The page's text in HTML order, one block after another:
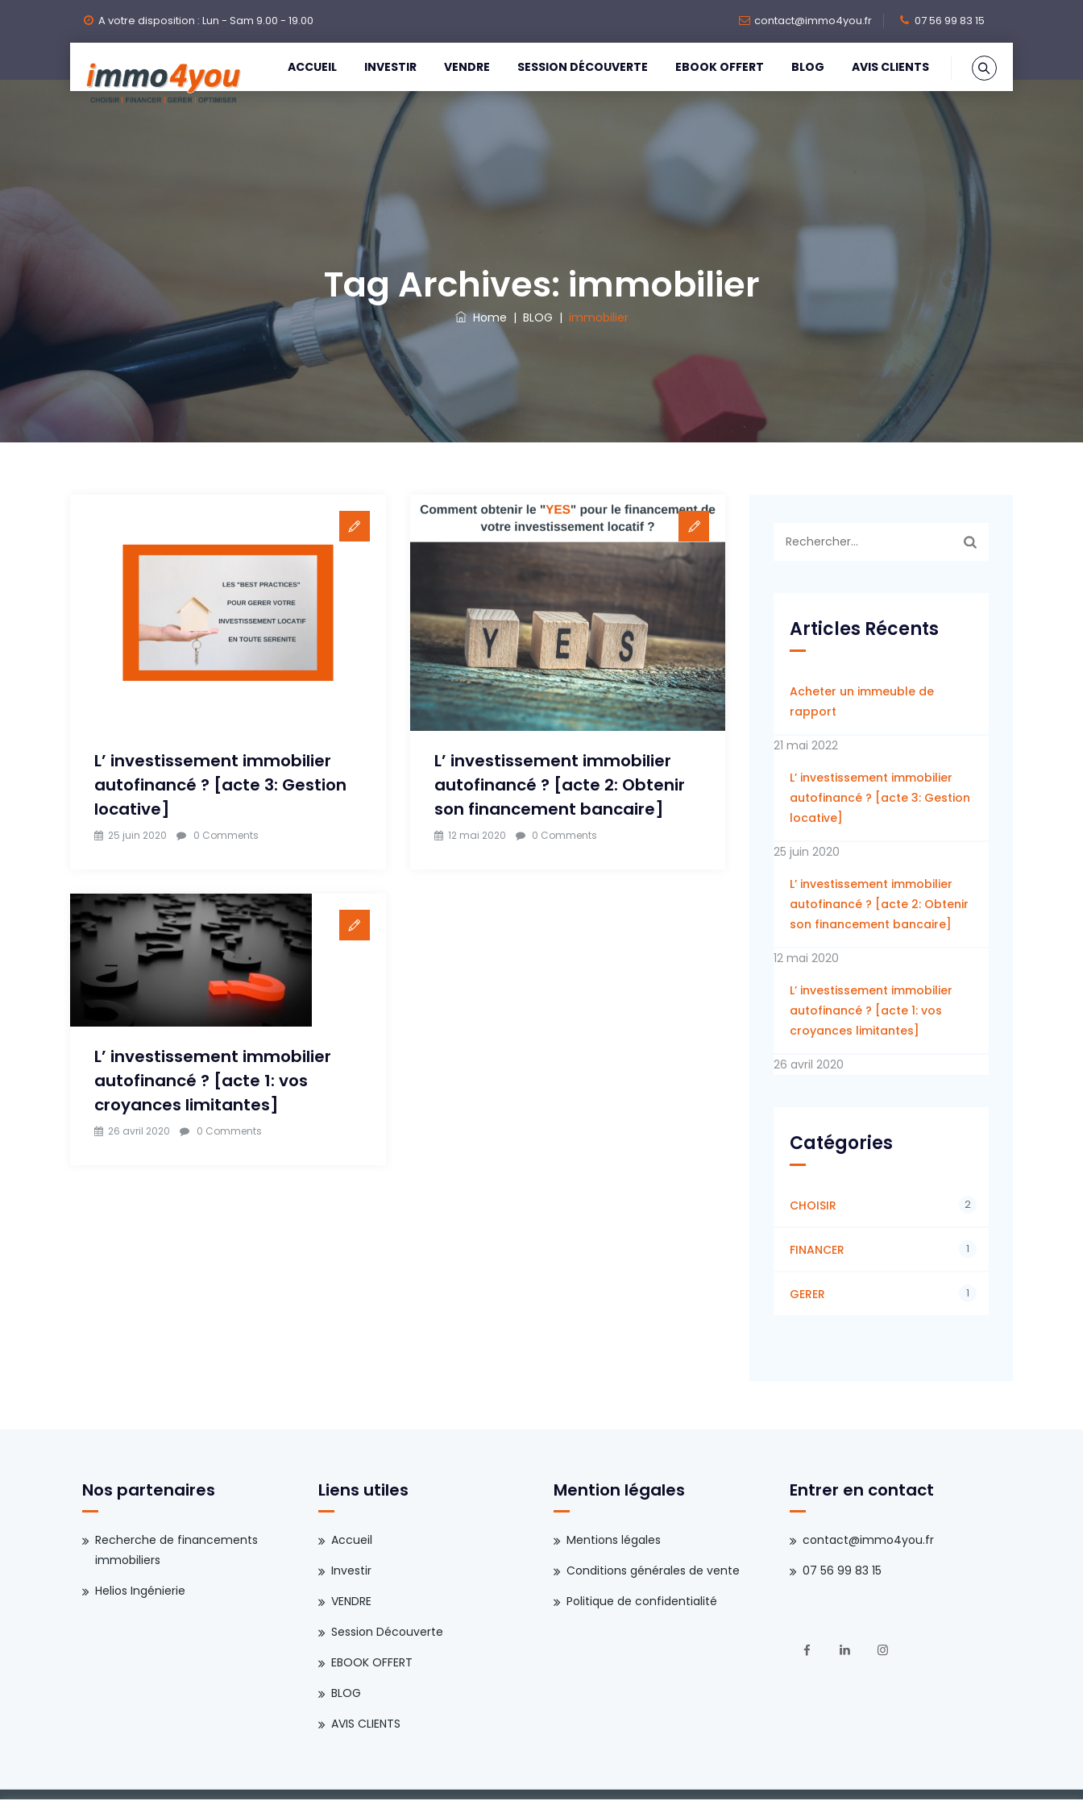
A votre disposition : Lun - Sam 9.00 - 19.00 contact@immo4you.fr 07 56 99 83 15
ACCUEIL INVESTIR VENDRE SESSION DÉCOUVERTE EBOOK OFFERT BLOG AVIS CLIENTS
Tag Archives: immobilier
Home | BLOG | immobilier
L’ investissement immobilier
autofinancé ? [acte 3: Gestion
locative]
25 juin 2020 0 Comments
L’ investissement immobilier
autofinancé ? [acte 2: Obtenir
son financement bancaire]
12 mai 2020 0 Comments
L’ investissement immobilier
autofinancé ? [acte 1: vos
croyances limitantes]
26 avril 2020 0 Comments
Articles Récents
Acheter un immeuble de
rapport
21 mai 2022
L’ investissement immobilier
autofinancé ? [acte 3: Gestion
locative]
25 juin 2020
L’ investissement immobilier
autofinancé ? [acte 2: Obtenir
son financement bancaire]
12 mai 2020
L’ investissement immobilier
autofinancé ? [acte 1: vos
croyances limitantes]
26 avril 2020
Catégories
CHOISIR 2
FINANCER 1
GERER 1
Nos partenaires
Recherche de financements
immobiliers
Helios Ingénierie
Liens utiles
Accueil
Investir
VENDRE
Session Découverte
EBOOK OFFERT
BLOG
AVIS CLIENTS
Mention légales
Mentions légales
Conditions générales de vente
Politique de confidentialité
Entrer en contact
contact@immo4you.fr
07 56 99 83 15